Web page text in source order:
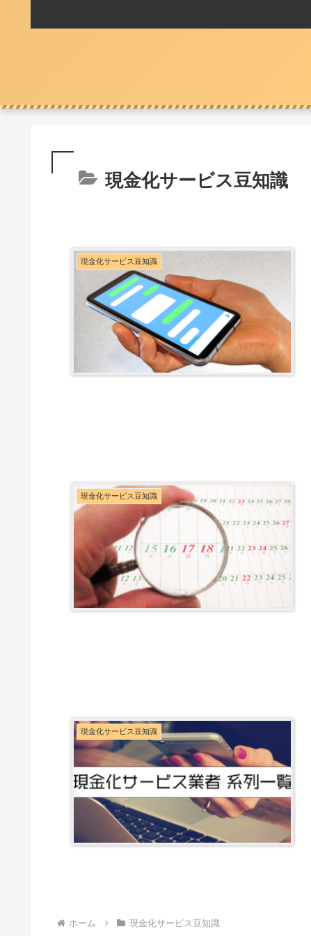
現金化サービス豆知識
現金化サービス豆知識
現金化サービス豆知識
現金化サービス豆知識
ホーム 現金化サービス豆知識